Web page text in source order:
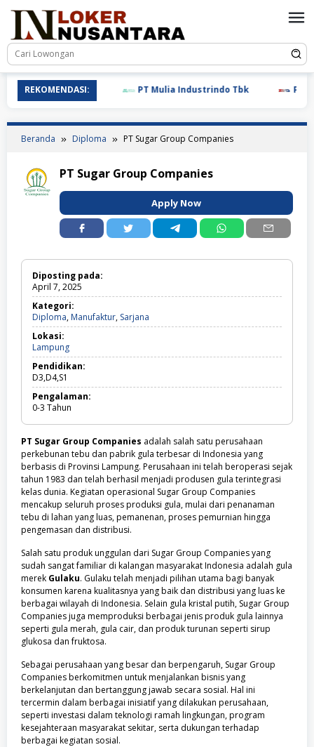
REKOMENDASI: PT Mulia Industrindo Tbk PT
Beranda Diploma PT Sugar Group Companies
PT Sugar Group Companies
Apply Now
Diposting pada:
April 7, 2025
Kategori:
Diploma, Manufaktur, Sarjana
Manufaktur,
Lokasi:
LampungLampung
Pendidikan:
D3,D4,S1
Pengalaman:
0-3 Tahun
PT Sugar Group Companies adalah salah satu perusahaan
perkebunan tebu dan pabrik gula terbesar di Indonesia yang
berbasis di Provinsi Lampung. Perusahaan ini telah beroperasi sejak
tahun 1983 dan telah berhasil menjadi produsen gula terintegrasi
kelas dunia. Kegiatan operasional Sugar Group Companies
mencakup seluruh proses produksi gula, mulai dari penanaman
tebu di lahan yang luas, pemanenan, proses pemurnian hingga
pengemasan dan distribusi.
Salah satu produk unggulan dari Sugar Group Companies yang
sudah sangat familiar di kalangan masyarakat Indonesia adalah gula
merek Gulaku. Gulaku telah menjadi pilihan utama bagi banyak
konsumen karena kualitasnya yang baik dan distribusi yang luas ke
berbagai wilayah di Indonesia. Selain gula kristal putih, Sugar Group
Companies juga memproduksi berbagai jenis produk gula lainnya
seperti gula merah, gula cair, dan produk turunan seperti sirup
glukosa dan fruktosa.
Sebagai perusahaan yang besar dan berpengaruh, Sugar Group
Companies berkomitmen untuk menjalankan bisnis yang
berkelanjutan dan bertanggung jawab secara sosial. Hal ini
tercermin dalam berbagai inisiatif yang dilakukan perusahaan,
seperti investasi dalam teknologi ramah lingkungan, program
kesejahteraan masyarakat sekitar, serta dukungan terhadap
berbagai kegiatan sosial.